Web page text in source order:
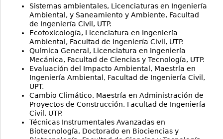
Sistemas ambientales, Licenciaturas en Ingeniería
Ambiental, y Saneamiento y Ambiente, Facultad
de Ingeniería Civil, UTP.
Ecotoxicología, Licenciatura en Ingeniería
Ambiental, Facultad de Ingeniería Civil, UTP.
Química General, Licenciatura en Ingeniería
Mecánica, Facultad de Ciencias y Tecnología, UTP.
Evaluación del Impacto Ambiental, Maestría en
Ingeniería Ambiental, Facultad de Ingeniería Civil,
UPT.
Cambio Climático, Maestría en Administración de
Proyectos de Construcción, Facultad de Ingeniería
Civil, UTP.
Técnicas Instrumentales Avanzadas en
Biotecnología, Doctorado en Biociencias y